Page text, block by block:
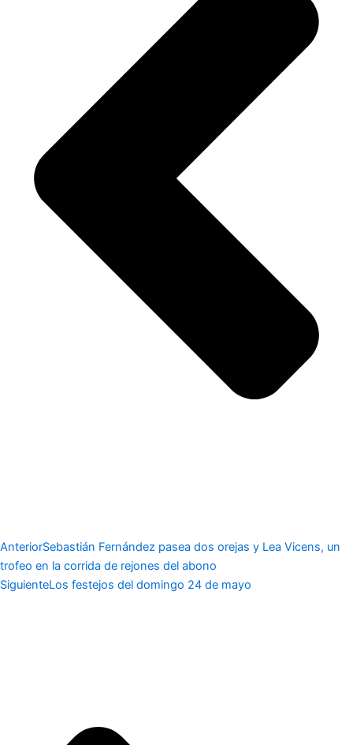
AnteriorSebastián Fernández pasea dos orejas y Lea Vicens, un
trofeo en la corrida de rejones del abono
SiguienteLos festejos del domingo 24 de mayo